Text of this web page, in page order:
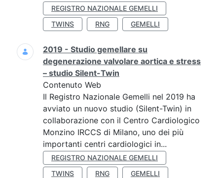
REGISTRO NAZIONALE GEMELLI
TWINS
RNG GEMELLI
2019 - Studio gemellare su
degenerazione valvolare aortica e stress
– studio Silent-Twin
Contenuto Web
Il Registro Nazionale Gemelli nel 2019 ha
avviato un nuovo studio (Silent-Twin) in
collaborazione con il Centro Cardiologico
Monzino IRCCS di Milano, uno dei più
importanti centri cardiologici in...
REGISTRO NAZIONALE GEMELLI
TWINS
RNG GEMELLI